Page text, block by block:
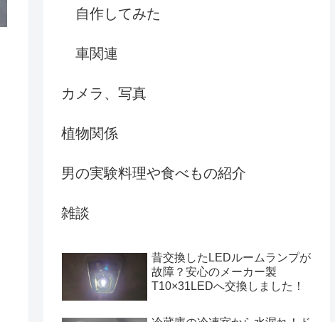
自作してみた
車関連
カメラ、写真
植物関係
男の実験料理や食べもの紹介
雑談
昔交換したLEDルームランプが
故障？安心のメーカー製
T10×31LEDへ交換しました！